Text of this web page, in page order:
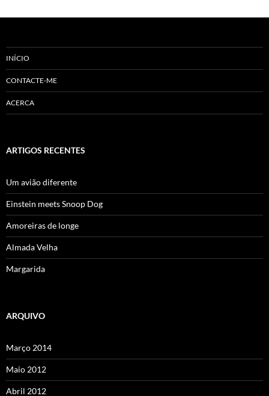
INÍCIO
CONTACTE-ME
ACERCA
ARTIGOS RECENTES
Um avião diferente
Einstein meets Snoop Dog
Amoreiras de longe
Almada Velha
Margarida
ARQUIVO
Março 2014
Maio 2012
Abril 2012